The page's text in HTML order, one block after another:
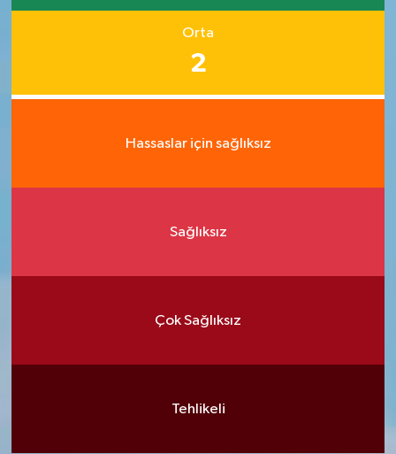
Orta
2
Hassaslar için sağlıksız
Sağlıksız
Çok Sağlıksız
Tehlikeli